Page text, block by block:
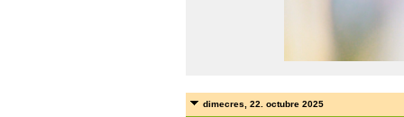
dimecres, 22. octubre 2025